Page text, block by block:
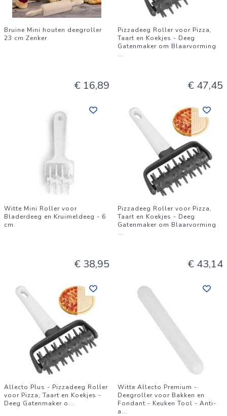
Bruine Mini houten deegroller
23 cm Zenker
€ 16,89
Pizzadeeg Roller voor Pizza,
Taart en Koekjes - Deeg
Gatenmaker om Blaarvorming
...
€ 47,45
Witte Mini Roller voor
Bladerdeeg en Kruimeldeeg - 6
cm
€ 38,95
Pizzadeeg Roller voor Pizza,
Taart en Koekjes - Deeg
Gatenmaker om Blaarvorming
...
€ 43,14
Allecto Plus - Pizzadeeg Roller
voor Pizza, Taart en Koekjes -
Deeg Gatenmaker o...
Witte Allecto Premium -
Deegroller voor Bakken en
Fondant - Keuken Tool - Anti-
a...